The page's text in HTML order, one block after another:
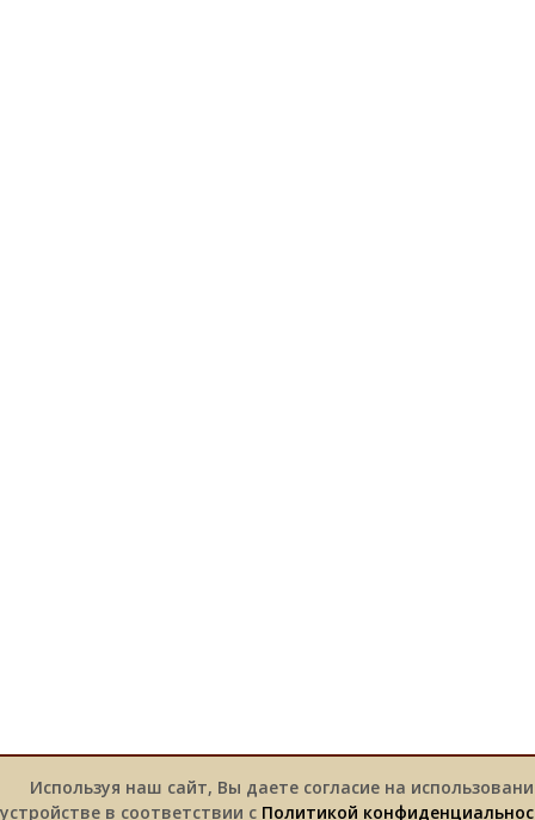
Используя наш сайт, Вы даете согласие на
устройстве в соответствии с Политикой